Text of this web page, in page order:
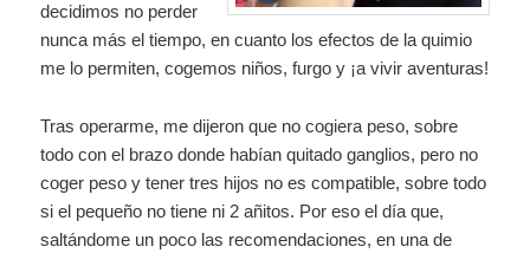
decidimos no perder
nunca más el tiempo, en cuanto los efectos de la quimio
me lo permiten, cogemos niños, furgo y ¡a vivir aventuras!
Tras operarme, me dijeron que no cogiera peso, sobre
todo con el brazo donde habían quitado ganglios, pero no
coger peso y tener tres hijos no es compatible, sobre todo
si el pequeño no tiene ni 2 añitos. Por eso el día que,
saltándome un poco las recomendaciones, en una de